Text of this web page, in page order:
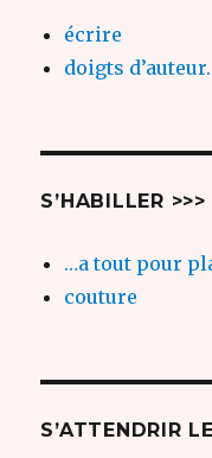
écrire
doigts
S’HABILLER >>>
…a tout pour
couture
S’ATTENDRIR